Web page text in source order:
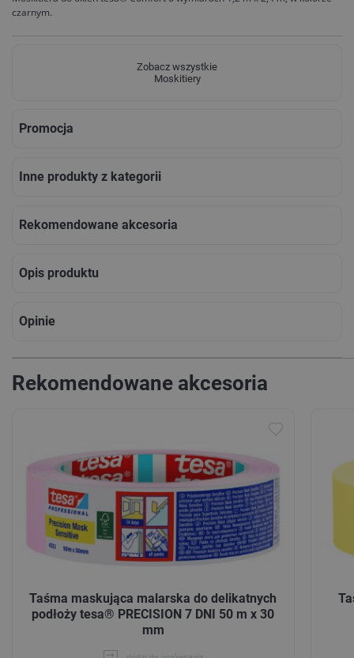
czarnym.
Zobacz wszystkie
Moskitiery
Promocja
Inne produkty z kategorii
Rekomendowane akcesoria
Opis produktu
Opinie
Rekomendowane akcesoria
Taśma maskująca malarska do delikatnych
podłoży tesa® PRECISION 7 DNI 50 m x 30
mm